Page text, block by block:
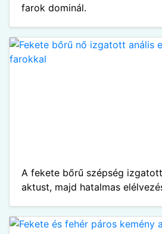
farok dominál.
A fekete bőrű szépség
aktust, majd hatalmas